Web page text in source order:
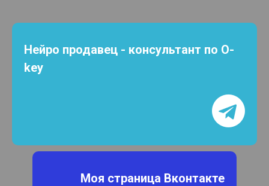
Нейро продавец - консультант по O-
key

Моя страница Вконтакте